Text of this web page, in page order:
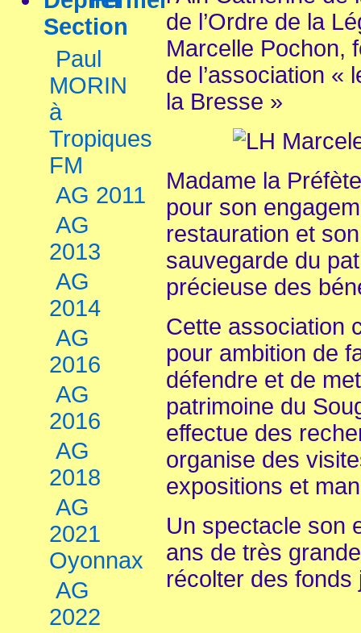
Section
Paul
MORIN
à
Tropiques
FM
AG 2011
AG
2013
AG
2014
AG
2016
AG
2016
AG
2018
AG
2021
Oyonnax
AG
2022
de l’Ordre de la
Marcelle Pochon,
de l’association «
la Bresse »
Madame la
pour son
restauration et
sauvegarde du
précieuse des
Cette association
pour ambition de
défendre et de
patrimoine du
effectue des
organise des
expositions et
Un spectacle son
ans de très
récolter des